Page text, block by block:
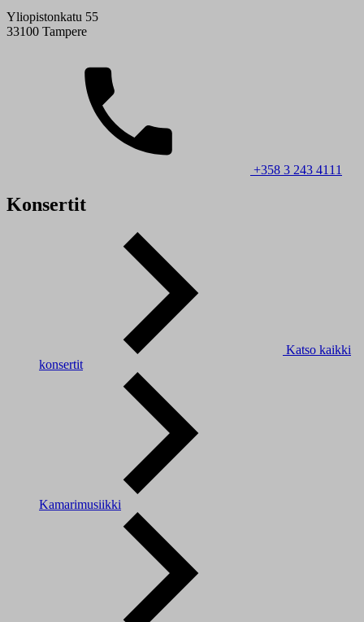
Yliopistonkatu 55
33100 Tampere
+358 3 243 4111
Konsertit
Katso kaikki
konsertit
Kamarimusiikki